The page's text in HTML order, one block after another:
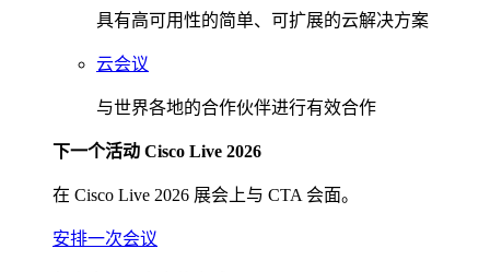
具有高可用性的简单、可扩展的云解决方案
云会议
与世界各地的合作伙伴进行有效合作
下一个活动 Cisco Live 2026
在 Cisco Live 2026 展会上与 CTA 会面。
安排一次会议